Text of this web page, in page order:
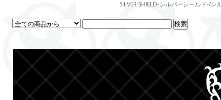
SILVER SHIELD-シルバーシールド-/